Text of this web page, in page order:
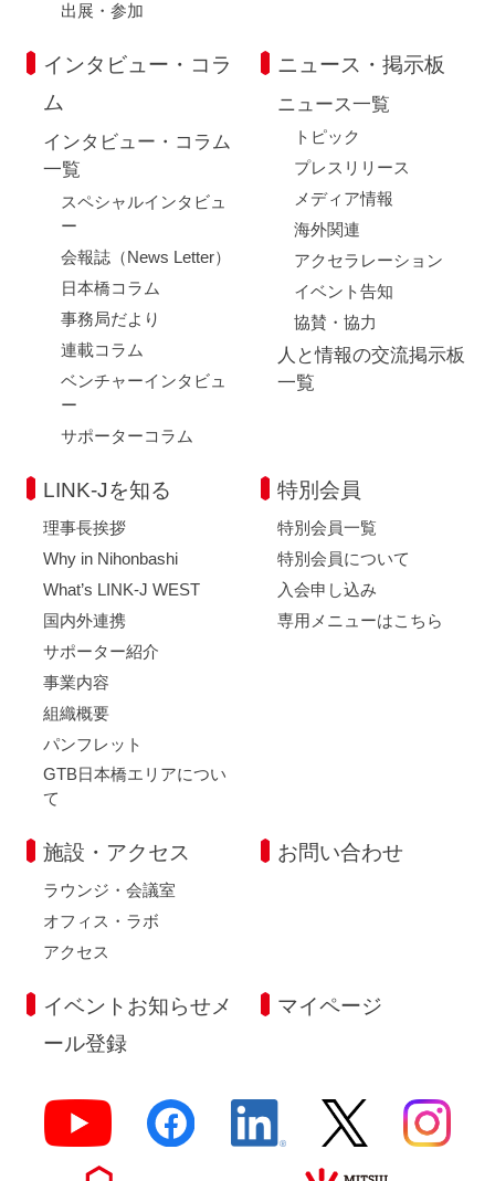
出展・参加
インタビュー・コラ
ム
インタビュー・コラム
一覧
スペシャルインタビュ
ー
会報誌（News Letter）
日本橋コラム
事務局だより
連載コラム
ベンチャーインタビュ
ー
サポーターコラム
ニュース・掲示板
ニュース一覧
トピック
プレスリリース
メディア情報
海外関連
アクセラレーション
イベント告知
協賛・協力
人と情報の交流掲示板
一覧
LINK-Jを知る
理事長挨拶
Why in Nihonbashi
What’s LINK-J WEST
国内外連携
サポーター紹介
事業内容
組織概要
パンフレット
GTB日本橋エリアについ
て
特別会員
特別会員一覧
特別会員について
入会申し込み
専用メニューはこちら
施設・アクセス
ラウンジ・会議室
オフィス・ラボ
アクセス
お問い合わせ
イベントお知らせメ
ール登録
マイページ